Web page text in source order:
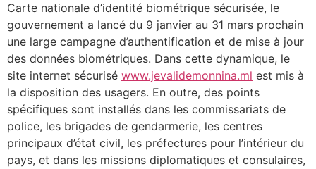
Carte nationale d’identité biométrique sécurisée, le
gouvernement a lancé du 9 janvier au 31 mars prochain
une large campagne d’authentification et de mise à jour
des données biométriques. Dans cette dynamique, le
site internet sécurisé www.jevalidemonnina.ml est mis à
la disposition des usagers. En outre, des points
spécifiques sont installés dans les commissariats de
police, les brigades de gendarmerie, les centres
principaux d’état civil, les préfectures pour l’intérieur du
pays, et dans les missions diplomatiques et consulaires,